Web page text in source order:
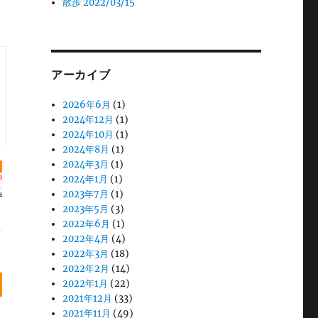
散歩 2022/03/15
アーカイブ
2026年6月 (1)
2024年12月 (1)
2024年10月 (1)
2024年8月 (1)
2024年3月 (1)
2024年1月 (1)
2023年7月 (1)
2023年5月 (3)
2022年6月 (1)
2022年4月 (4)
2022年3月 (18)
2022年2月 (14)
2022年1月 (22)
2021年12月 (33)
2021年11月 (49)